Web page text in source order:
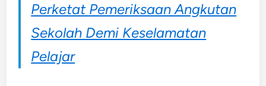
Perketat Pemeriksaan Angkutan
Sekolah Demi Keselamatan
Pelajar